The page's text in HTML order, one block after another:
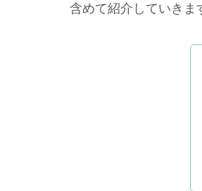
含めて紹介していきま